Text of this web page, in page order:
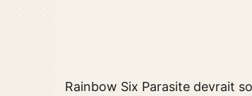
Rainbow Six Parasite devrait